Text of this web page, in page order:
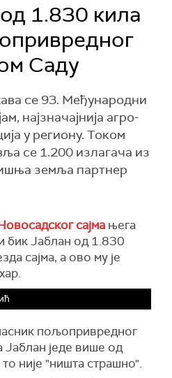
1.830 кила
Саду
се 93. Међународни
најзначајнија агро-
у региону. Током
се 1.200 излагача из
земља партнер
сајма њега
бик Јаблан од 1.830
сајма, а ово му је
пољопривредног
једе више од
није "ништа страшно".